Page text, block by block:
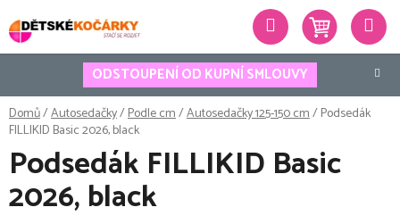
na
obsah
ODSTOUPENÍ OD KUPNÍ SMLOUVY
Hledat
Domů/Autosedačky/Podle cm/Autosedačky 125-150 cm/Podsedák
FILLIKID Basic 2026, black
Podsedák FILLIKID Basic
2026, black